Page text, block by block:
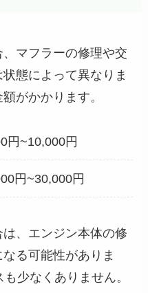
マフラーの修理や交
態によって異なりま
がかかります。
円~10,000円
円~30,000円
、エンジン本体の修
る可能性がありま
少なくありません。